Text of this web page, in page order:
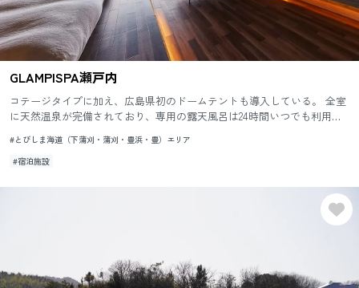
GLAMPISPA瀬戸内
コテージタイプに加え、広島県初のドームテントも導入している。 全室
に天然温泉が完備されており、専用の露天風呂は24時間いつでも利用で
#とびしま海道（下蒲刈・蒲刈・豊浜・豊）エリア
#宿泊施設